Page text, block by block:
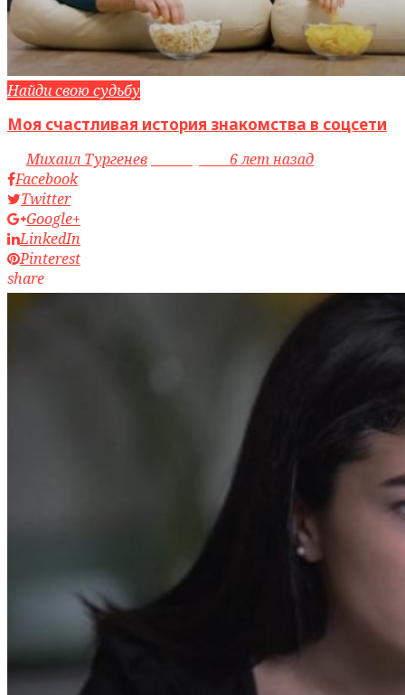
Найди свою судьбу
Моя счастливая история знакомства в соцсети
byМихаил Тургенев
6 лет назад
Facebook
Twitter
Google+
LinkedIn
Pinterest
share